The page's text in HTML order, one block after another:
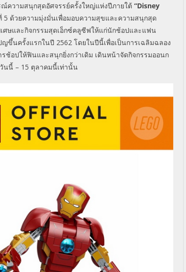
ความสนุกสุดอัศจรรย์ครั้งใหญ่แห่งปีภายใต้ “Disney
5 ด้วยความมุ่งมั่นเพื่อมอบความสุขและความสนุกสุด
ศษและกิจกรรมสุดเอ็กซ์คลูซีฟให้แก่นักช้อปและแฟน
ญขึ้นครั้งแรกในปี 2562 โดยในปีนี้เพื่อเป็นการเฉลิมฉลอง
ช้อปให้ฟินและสนุกยิ่งกว่าเดิม เดินหน้าจัดกิจกรรมออนก
นนี้ – 15 ตุลาคมนี้เท่านั้น